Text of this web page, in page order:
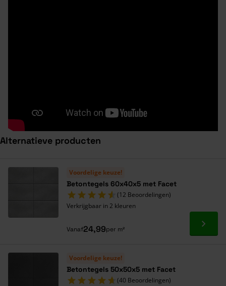
Alternatieve producten
Voordelige keuze!
Betontegels 60x40x5 met Facet
(12 Beoordelingen)
Verkrijgbaar in 2 kleuren
Vanaf24,99per m² Ga
Voordelige keuze!
Betontegels 50x50x5 met Facet
(40 Beoordelingen)